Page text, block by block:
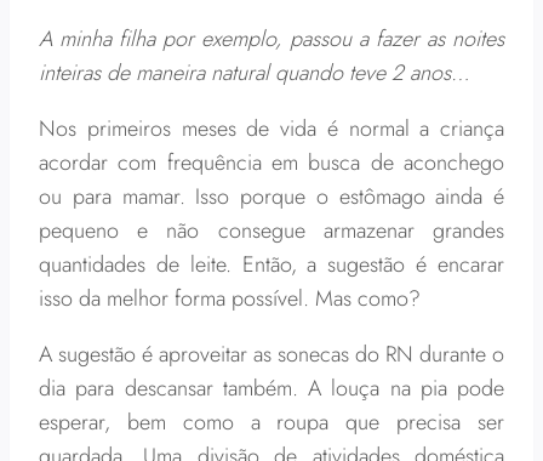
A minha filha por exemplo, passou a fazer as noites
inteiras de maneira natural quando teve 2 anos…
Nos primeiros meses de vida é normal a criança
acordar com frequência em busca de aconchego
ou para mamar. Isso porque o estômago ainda é
pequeno e não consegue armazenar grandes
quantidades de leite. Então, a sugestão é encarar
isso da melhor forma possível. Mas como?
A sugestão é aproveitar as sonecas do RN durante o
dia para descansar também. A louça na pia pode
esperar, bem como a roupa que precisa ser